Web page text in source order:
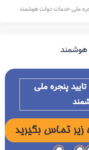
ملی خدمات دولت هوشمند
هوشمند
پنجره ملی